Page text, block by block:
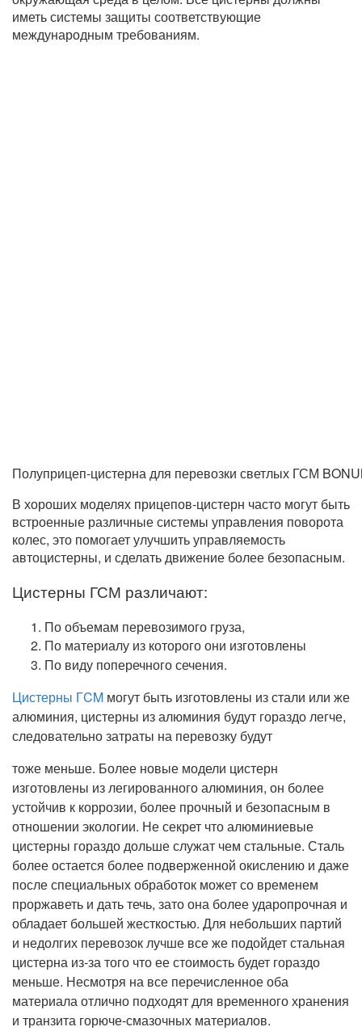
иметь системы защиты соответствующие
международным требованиям.
Полуприцеп-цистерна для перевозки светлых ГСМ
В хороших моделях прицепов-цистерн часто могут быть
встроенные различные системы управления поворота
колес, это помогает улучшить управляемость
автоцистерны, и сделать движение более безопасным.
Цистерны ГСМ различают:
По объемам перевозимого груза,
По материалу из которого они изготовлены
По виду поперечного сечения.
Цистерны ГCM могут быть изготовлены из стали или же
алюминия, цистерны из алюминия будут гораздо легче,
следовательно затраты на перевозку будут
тоже меньше. Более новые модели цистерн
изготовлены из легированного алюминия, он более
устойчив к коррозии, более прочный и безопасным в
отношении экологии. Не секрет что алюминиевые
цистерны гораздо дольше служат чем стальные. Сталь
более остается более подверженной окислению и даже
после специальных обработок может со временем
проржаветь и дать течь, зато она более ударопрочная и
обладает большей жесткостью. Для небольших партий
и недолгих перевозок лучше все же подойдет стальная
цистерна из-за того что ее стоимость будет гораздо
меньше. Несмотря на все перечисленное оба
материала отлично подходят для временного хранения
и транзита горюче-смазочных материалов.